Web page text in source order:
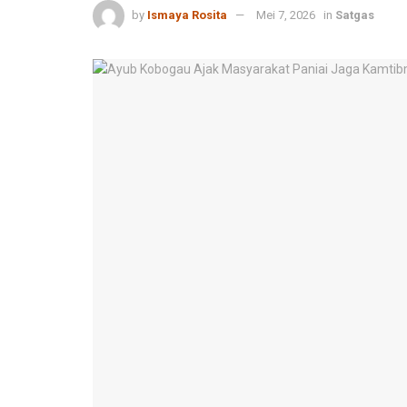
by Ismaya Rosita Mei 7, 2026 in Satgas